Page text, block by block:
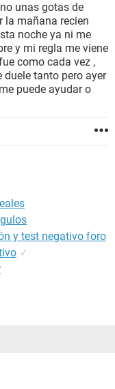
unas gotas de
la mañana recien
noche ya ni me
y mi regla me viene
como cada vez ,
duele tanto pero ayer
puede ayudar o
y test negativo foro
✓